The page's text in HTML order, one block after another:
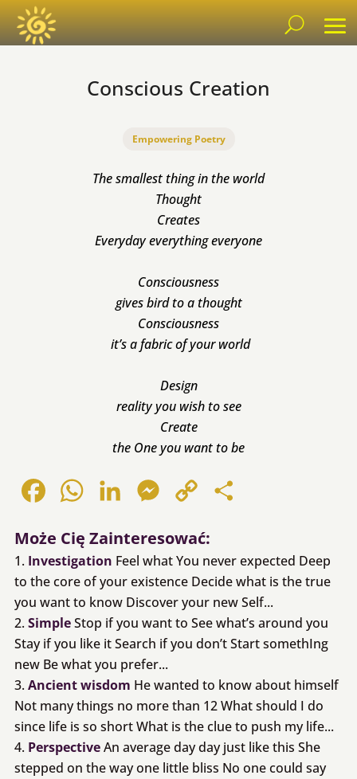
Conscious Creation
Empowering Poetry
The smallest thing in the world
Thought
Creates
Everyday everything everyone
Consciousness
gives bird to a thought
Consciousness
it’sa fabric of your world
Design
reality you wish to see
Create
the One you want to be
FacebookWhatsAppLinkedInMessenger
Copy
Może Cię Zainteresować:
Investigation Feel what You never expected Deep
to the core of your existence Decide what is the true
you want to know Discover your new Self...
SimpleStop if you want to See what’s around you
Stay if you like it Search if you don’t Start somethIng
new Be what you prefer...
Ancient wisdom He wanted to know about himself
Not many things no more than 12 What should I do
since life is so short What is the clue to push my life...
PerspectiveAn average day day just like this She
stepped on the way one little bliss No one could say